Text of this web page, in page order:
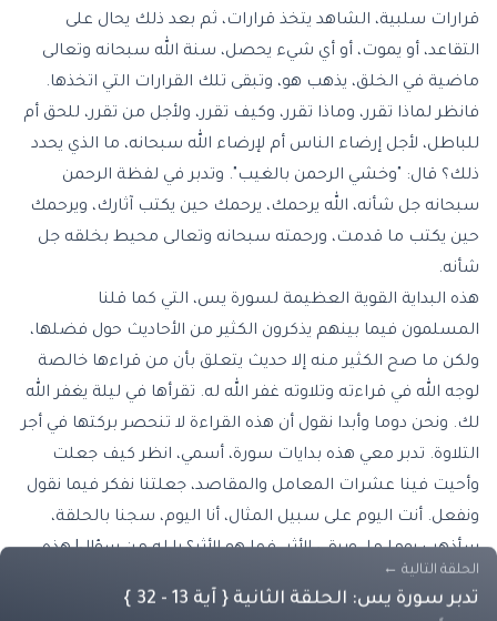
قرارات سلبية، الشاهد يتخذ قرارات، ثم بعد ذلك يحال على
التقاعد، أو يموت، أو أي شيء يحصل، سنة الله سبحانه وتعالى
ماضية في الخلق، يذهب هو، وتبقى تلك القرارات التي اتخذها.
فانظر لماذا تقرر، وماذا تقرر، وكيف تقرر، ولأجل من تقرر، للحق أم
للباطل، لأجل إرضاء الناس أم لإرضاء الله سبحانه، ما الذي يحدد
ذلك؟ قال: "وخشي الرحمن بالغيب". وتدبر في لفظة الرحمن
سبحانه جل شأنه، الله يرحمك، يرحمك حين يكتب آثارك، ويرحمك
حين يكتب ما قدمت، ورحمته سبحانه وتعالى محيط بخلقه جل
شأنه.
هذه البداية القوية العظيمة لسورة يس، التي كما قلنا
المسلمون فيما بينهم يذكرون الكثير من الأحاديث حول فضلها،
ولكن ما صح الكثير منه إلا حديث يتعلق بأن من قراءها خالصة
لوجه الله في قراءته وتلاوته غفر الله له. تقرأها في ليلة يغفر الله
لك. ونحن دوما وأبدا نقول أن هذه القراءة لا تنحصر بركتها في أجر
التلاوة. تدبر معي هذه بدايات سورة، أسمي، انظر كيف جعلت
وأحيت فينا عشرات المعامل والمقاصد، جعلتنا نفكر فيما نقول
ونفعل. أنت اليوم على سبيل المثال، أنا اليوم، سجنا بالحلقة،
سأذهب يوما ما، ويبقى الأثر، فما هو الأثر؟ يا له من سؤال! هذه
من بركة هذه الآيات العظيمة، أن تجعلك تعيد النظر في حياتك،
في قراراتك، في خطواتك، في أفعالك، في أقوالك، في قراراتك،
الحلقة التالية ←
تدبر سورة يس: الحلقة الثانية { آية 13 - 32 }